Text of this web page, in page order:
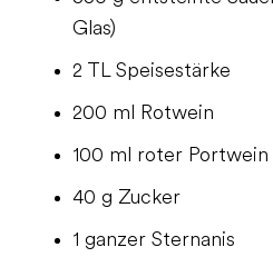
Glas)
2 TL Speisestärke
200 ml Rotwein
100 ml roter Portwein
40 g Zucker
1 ganzer Sternanis